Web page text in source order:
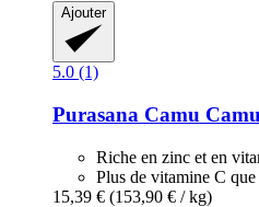
Ajouter
5.0 (1)
Purasana Camu
Riche en zinc et en
Plus de vitamine C
15,39 € (153,90 € / kg)